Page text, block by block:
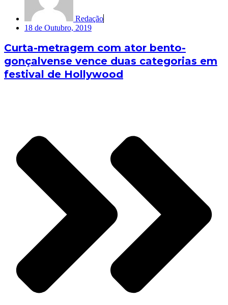
Redação
18 de Outubro, 2019
Curta-metragem com ator bento-
gonçalvense vence duas categorias em
festival de Hollywood